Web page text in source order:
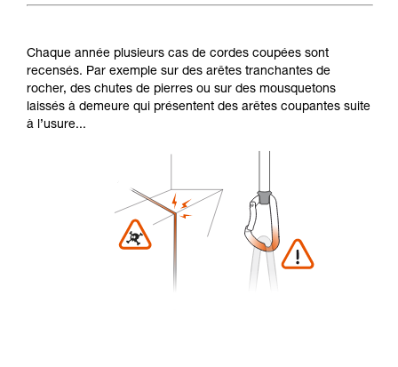
Chaque année plusieurs cas de cordes coupées sont
recensés. Par exemple sur des arêtes tranchantes de
rocher, des chutes de pierres ou sur des mousquetons
laissés à demeure qui présentent des arêtes coupantes suite
à l’usure...